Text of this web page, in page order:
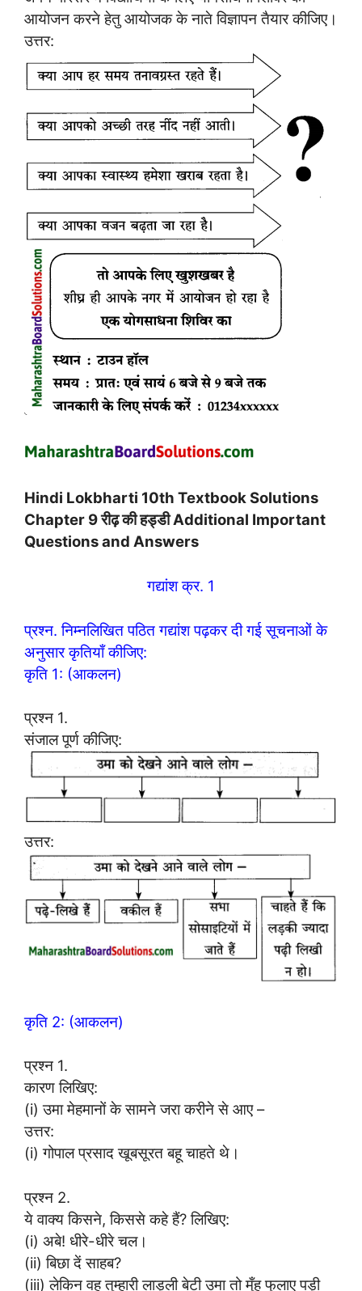
आयोजन करने हेतु आयोजक के नाते विज्ञापन तैयार कीजिए।
उत्तर:
Hindi Lokbharti 10th Textbook Solutions
Chapter 9 रीढ़ की हड्डी Additional Important
Questions and Answers
गद्यांश क्र. 1
प्रश्न. निम्नलिखित पठित गद्यांश पढ़कर दी गई सूचनाओं के
अनुसार कृतियाँ कीजिए:
कृति 1: (आकलन)
प्रश्न 1.
संजाल पूर्ण कीजिए:
उत्तर:
कृति 2: (आकलन)
प्रश्न 1.
कारण लिखिए:
(i) उमा मेहमानों के सामने जरा करीने से आए –
उत्तर:
(i) गोपाल प्रसाद खूबसूरत बहू चाहते थे।
प्रश्न 2.
ये वाक्य किसने, किससे कहे हैं? लिखिए:
(i) अबे! धीरे-धीरे चल।
(ii) बिछा दें साहब?
(iii) लेकिन वह तुम्हारी लाड़ली बेटी उमा तो मुँह फुलाए पड़ी